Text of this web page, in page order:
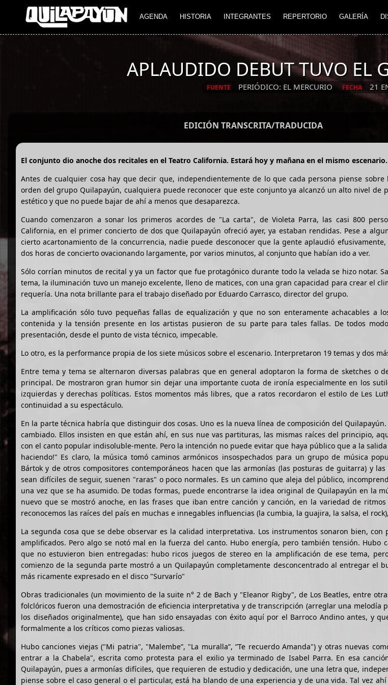
AGENDA HISTORIA INTEGRANTES REPERTORIO GALERÍA
APLAUDIDO DEBUT TUVO EL
FUENTE PERIÓDICO: EL MERCURIO FECHA 21
EDICIÓN TRANSCRITA/TRADUCIDA
El conjunto dio anoche dos recitales en el Teatro California. Estará hoy y mañana en el mismo escenario.
Antes de cualquier cosa hay que decir que, independientemente de lo que cada persona piense
orden del grupo Quilapayún, cualquiera puede reconocer que este conjunto ya alcanzó un alto nivel de
estético y que no puede bajar de ahí a menos que desaparezca.
Cuando comenzaron a sonar los primeros acordes de "La carta", de Violeta Parra, las casi 800
California, en el primer concierto de dos que Quilapayún ofreció ayer, ya estaban rendidas. Pese a
cierto acartonamiento de la concurrencia, nadie puede desconocer que la gente aplaudió
dos horas de concierto ovacionando largamente, por varios minutos, al conjunto que habían ido a ver.
Sólo corrían minutos de recital y ya un factor que fue protagónico durante todo la velada se hizo notar.
tema, la iluminación tuvo un manejo excelente, lleno de matices, con una gran capacidad para crear el
requería. Una nota brillante para el trabajo diseñado por Eduardo Carrasco, director del grupo.
La amplificación sólo tuvo pequeñas fallas de equalización y que no son enteramente achacables a
contenida y la tensión presente en los artistas pusieron de su parte para tales fallas. De todos
presentación, desde el punto de vista técnico, impecable.
Lo otro, es la performance propia de los siete músicos sobre el escenario. Interpretaron 19 temas y dos
Entre tema y tema se alternaron diversas palabras que en general adoptaron la forma de sketches o
principal. De mostraron gran humor sin dejar una importante cuota de ironía especialmente en los
izquierdas y derechas políticas. Estos momentos más libres, que a ratos recordaron el estilo de Les
continuidad a su espectáculo.
En la parte técnica habría que distinguir dos cosas. Uno es la nueva línea de composición del
cambiado. Ellos insisten en que están ahí, en sus nue vas partituras, las mismas raíces del principio,
con el canto popular indisoluble-mente. Pero la intención no puede evitar que haya público que a la
haciendo!" Es claro, la música tomó caminos armónicos insospechados para un grupo de música
Bártok y de otros compositores contemporáneos hacen que las armonías (las posturas de guitarra) y
sean difíciles de seguir, suenen "raras" o poco normales. Es un camino que aleja del público,
una vez que se ha asumido. De todas formas, puede encontrarse la idea original de Quilapayún en la
nuevo que se mostró anoche, en las frases que iban entre canción y canción, en la variedad de
reconocemos las raíces del país en muchas e innegables influencias (la cumbia, la guajira, la salsa, el
La segunda cosa que se debe observar es la calidad interpretativa. Los instrumentos sonaron bien, con
amplificados. Pero algo se notó mal en la fuerza del canto. Hubo energía, pero también tensión. Hubo
que no estuvieron bien entregadas: hubo ricos juegos de stereo en la amplificación de ese tema,
comienzo de la segunda parte mostró a un Quilapayún completamente desconcentrado al entregar el
más ricamente expresado en el disco "Survarío"
Obras tradicionales (un movimiento de la suite n° 2 de Bach y "Eleanor Rigby", de Los Beatles, entre
folclóricos fueron una demostración de eficiencia interpretativa y de transcripción (arreglar una melodía
los diseñados originalmente), que han sido ensayadas con éxito aquí por el Barroco Andino antes, y
formalmente a los críticos como piezas valiosas.
Hubo canciones viejas ("Mi patria", "Malembe”, "La muralla”, ”Te recuerdo Amanda") y otras nuevas
entrar a la Chabela", escrita como protesta para el exilio ya terminado de Isabel Parra. En esa
Quilapayún, pues a armonías difíciles, que requieren de estudio y dedicación, une una letra que,
piense sobre el caso general o el particular, está ha blando de una experiencia y de una vida. Tal vez